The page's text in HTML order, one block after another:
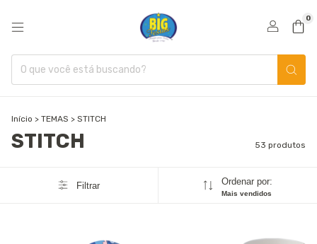
0
Início > TEMAS > STITCH
STITCH 53 produtos
Filtrar Ordenar por:
Mais vendidos